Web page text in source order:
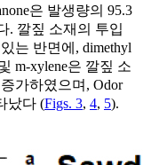
은 발생량의 95.3
. 깔짚 소재의 투입
는 반면에, dimethyl
m-xylene은 깔짚 소
가하였으며, Odor
났다 (Figs. 3, 4, 5).